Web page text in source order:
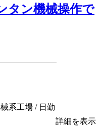
タン機械操作で
系工場 / 日勤
詳細を表示